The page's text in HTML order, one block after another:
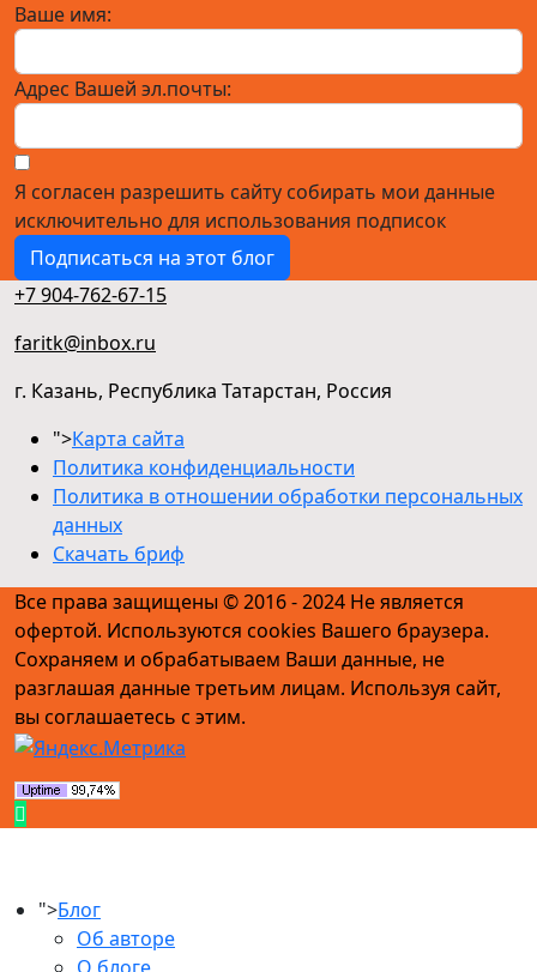
Ваше имя:
Адрес Вашей эл.почты:
Я согласен разрешить сайту собирать мои данные
исключительно для использования подписок
Подписаться на этот блог
+7 904-762-67-15
faritk@inbox.ru
г. Казань, Республика Татарстан, Россия
">Карта сайта
Политика конфиденциальности
Политика в отношении обработки персональных
данных
Скачать бриф
Все права защищены © 2016 - 2024 Не является
офертой. Используются cookies Вашего браузера.
Сохраняем и обрабатываем Ваши данные, не
разглашая данные третьим лицам. Используя сайт,
вы соглашаетесь с этим.
">Блог
Об авторе